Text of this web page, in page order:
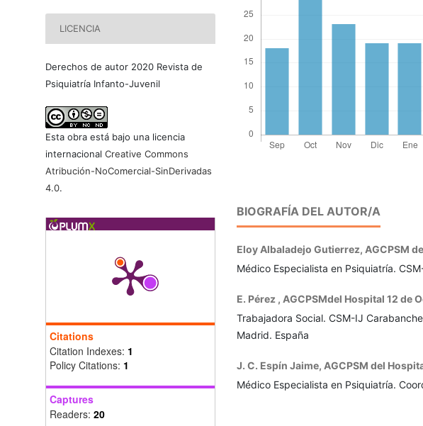
LICENCIA
Derechos de autor 2020 Revista de
Psiquiatría Infanto-Juvenil
Esta obra está bajo una licencia
internacional Creative Commons
Atribución-NoComercial-SinDerivadas
4.0.
Citations
Citation Indexes: 1
Policy Citations: 1
Captures
Readers: 20
BIOGRAFÍA DEL AUTOR/A
Eloy Albaladejo Gutierrez, AGCPSM
Médico Especialista en Psiquiatría.
E. Pérez , AGCPSMdel Hospital 12 de
Trabajadora Social. CSM-IJ
Madrid. España
J. C. Espín Jaime, AGCPSM del
Médico Especialista en Psiquiatría.